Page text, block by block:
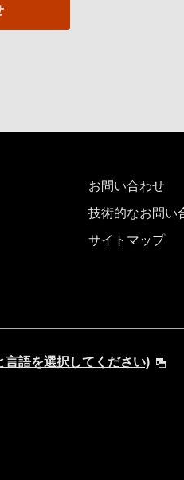
お問い合わせ
技術的なお問い
サイトマップ
言語を選択してください)